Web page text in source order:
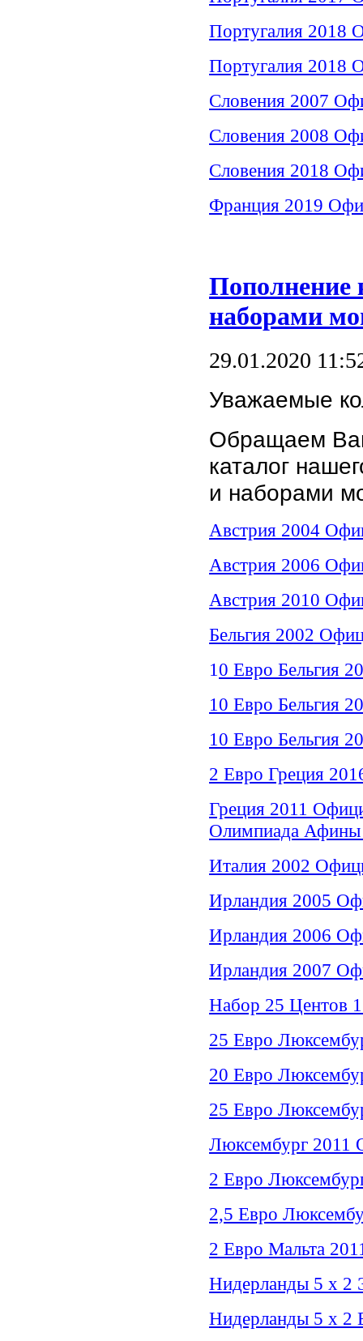
Португалия 2018
Португалия 2018
Словения 2007
Словения 2008
Словения 2018
Франция 2019
Пополнение
наборами
29.01.2020
Уважаемые
Обращаем
каталог
и наборами
Австрия 2004
Австрия 2006
Австрия 2010
Бельгия 2002
10 Евро Бельгия
10 Евро Бельгия
10 Евро Бельгия
2 Евро Греция
Греция 2011
Олимпиада Афины
Италия 2002
Ирландия 2005
Ирландия 2006
Ирландия 2007
Набор 25 Центов
25 Евро
20 Евро
25 Евро
Люксембург 2011
2 Евро
2,5 Евро
2 Евро Мальта
Нидерланды 5 х 2
Нидерланды 5 х 2